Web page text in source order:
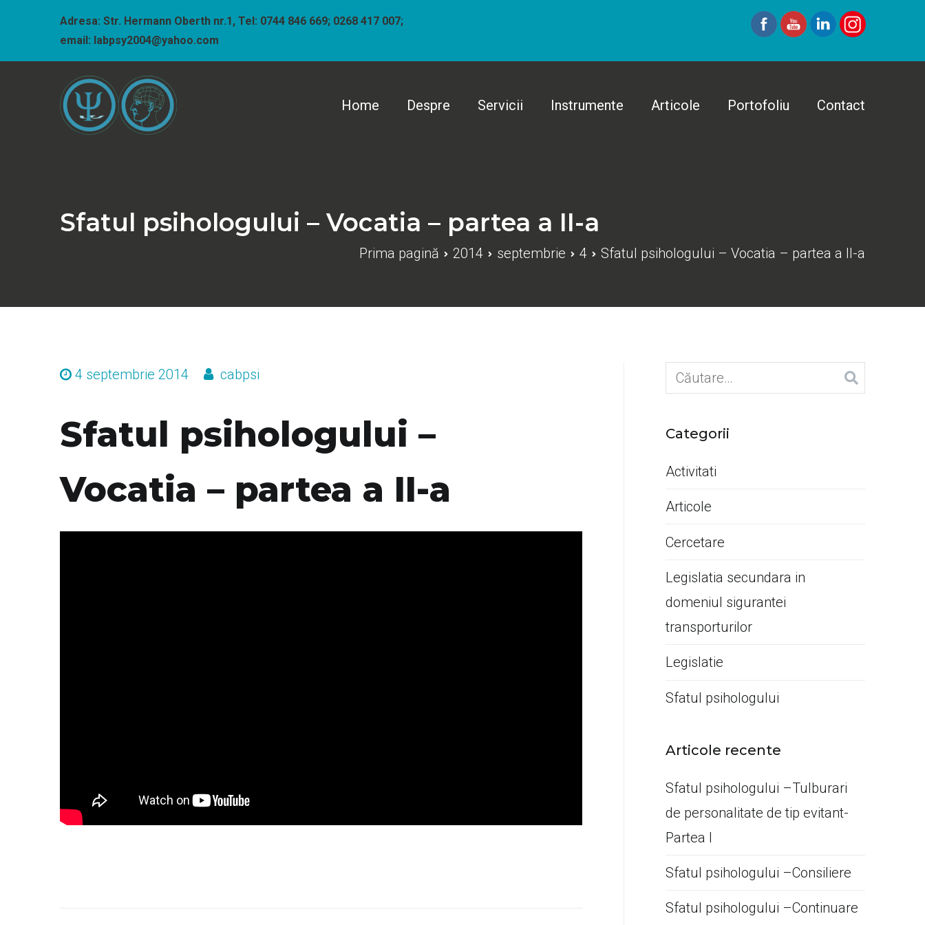
conținut
Adresa: Str. Hermann Oberth nr.1, Tel: 0744 846 669; 0268 417 007;
email: labpsy2004@yahoo.com
Cabinet psihologic individual "Catalin Marius Gherasim"
Home Despre Servicii Instrumente Articole Portofoliu Contact
Sfatul psihologului – Vocatia – partea a II-a
Prima pagină 2014 septembrie 4 Sfatul psihologului – Vocatia – partea a II-a
4 septembrie 2014 cabpsi
Sfatul psihologului –
Vocatia – partea a II-a
Caută
după:
Categorii
Activitati
Articole
Cercetare
Legislatia secundara in
domeniul sigurantei
transporturilor
Legislatie
Sfatul psihologului
Articole recente
Sfatul psihologului –Tulburari
de personalitate de tip evitant-
Partea I
Sfatul psihologului –Consiliere
Sfatul psihologului –Continuare